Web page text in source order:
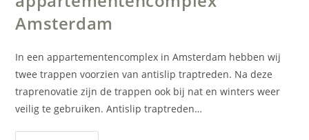
Amsterdam
In een appartementencomplex in Amsterdam hebben wij
twee trappen voorzien van antislip traptreden. Na deze
traprenovatie zijn de trappen ook bij nat en winters weer
veilig te gebruiken. Antislip traptreden…